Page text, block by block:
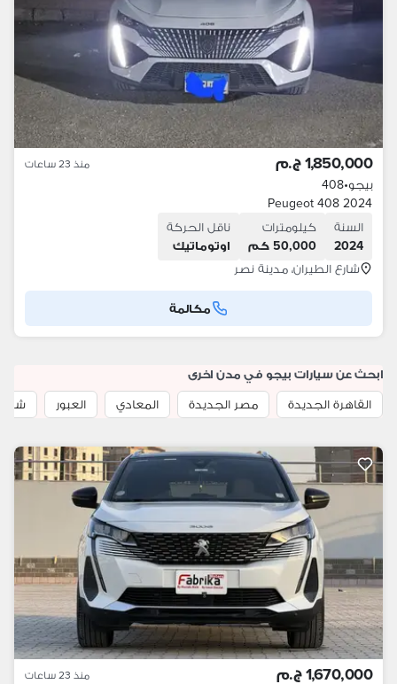
1,850,000 ج.م منذ 23 ساعات
بيجو•
408
Peugeot 408 2024
السنة
2024
كيلومترات
50,000 كم
ناقل الحركة
اوتوماتيك
شارع الطيران، مدينة نصر
مكالمة
ابحث عن سيارات بيجو في مدن اخرى
القاهرة الجديدة
مصر الجديدة المعادي العبور شبرا
1,670,000 ج.م منذ 23 ساعات